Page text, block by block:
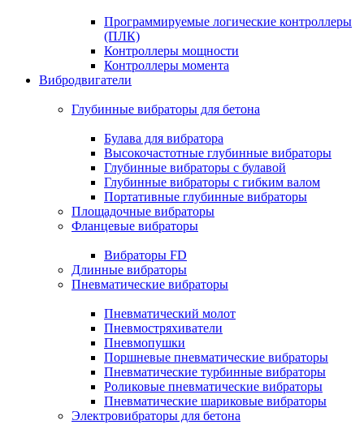
Программируемые логические контроллеры
(ПЛК)
Контроллеры мощности
Контроллеры момента
Вибродвигатели
Глубинные вибраторы для бетона
Булава для вибратора
Высокочастотные глубинные вибраторы
Глубинные вибраторы с булавой
Глубинные вибраторы с гибким валом
Портативные глубинные вибраторы
Площадочные вибраторы
Фланцевые вибраторы
Вибраторы FD
Длинные вибраторы
Пневматические вибраторы
Пневматический молот
Пневмостряхиватели
Пневмопушки
Поршневые пневматические вибраторы
Пневматические турбинные вибраторы
Роликовые пневматические вибраторы
Пневматические шариковые вибраторы
Электровибраторы для бетона